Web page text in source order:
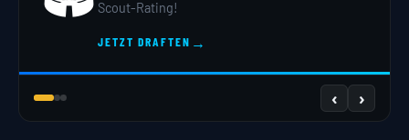
Scout-Rating!
JETZT DRAFTEN →
‹ ›